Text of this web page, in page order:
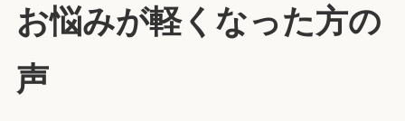
お悩みが軽くなった方の
声